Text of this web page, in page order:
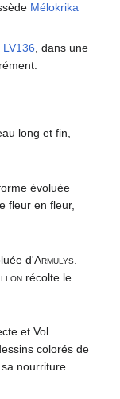
Mélokrika
LV136 , dans une
long et fin,
évoluée
fleur en fleur,
d'Armulys
récolte le
et Vol.
colorés de
nourriture